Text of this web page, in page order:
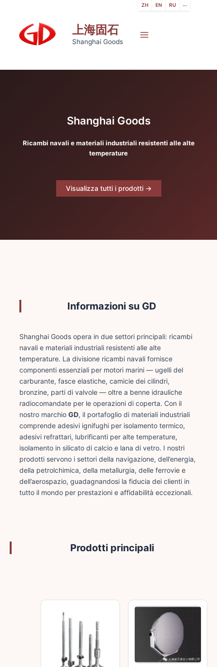
contenuto
上海固石
Shanghai Goods
Shanghai Goods
Ricambi navali e materiali industriali resistenti alle alte
temperature
Visualizza tutti i prodotti →
Informazioni su GD
Shanghai Goods opera in due settori principali: ricambi
navali e materiali industriali resistenti alle alte
temperature. La divisione ricambi navali fornisce
componenti essenziali per motori marini — ugelli del
carburante, fasce elastiche, camicie dei cilindri,
bronzine, parti di valvole — oltre a benne idrauliche
radiocomandate per le operazioni di coperta. Con il
nostro marchio GD, il portafoglio di materiali industriali
comprende adesivi ignifughi per isolamento termico,
adesivi refrattari, lubrificanti per alte temperature,
isolamento in silicato di calcio e lana di vetro. I nostri
prodotti servono i settori della navigazione, dell’energia,
della petrolchimica, della metallurgia, delle ferrovie e
dell’aerospazio, guadagnandosi la fiducia dei clienti in
tutto il mondo per prestazioni e affidabilità eccezionali.
Prodotti principali
ZH EN RU ···